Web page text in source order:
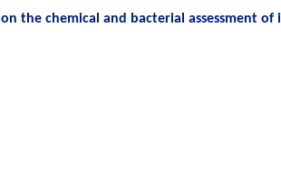
the chemical and bacterial assessment